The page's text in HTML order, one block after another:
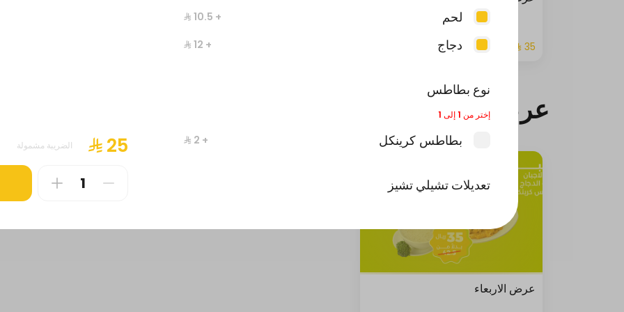
عرض الاربعاء
عرض الاربعاء
لحم + ⁨⁦‪‬ 10.5⁩
دجاج + ⁨⁦‪‬ 12⁩
نوع بطاطس
إختر من 1 إلى 1
بطاطس كرينكل + ⁨⁦‪‬ 2⁩
تعديلات تشيلي تشيز
بدون هلابينو
الضريبة مشمولة